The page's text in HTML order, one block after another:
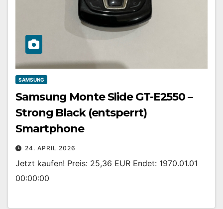
SAMSUNG
Samsung Monte Slide GT-E2550 –
Strong Black (entsperrt)
Smartphone
24. APRIL 2026
Jetzt kaufen! Preis: 25,36 EUR Endet: 1970.01.01
00:00:00